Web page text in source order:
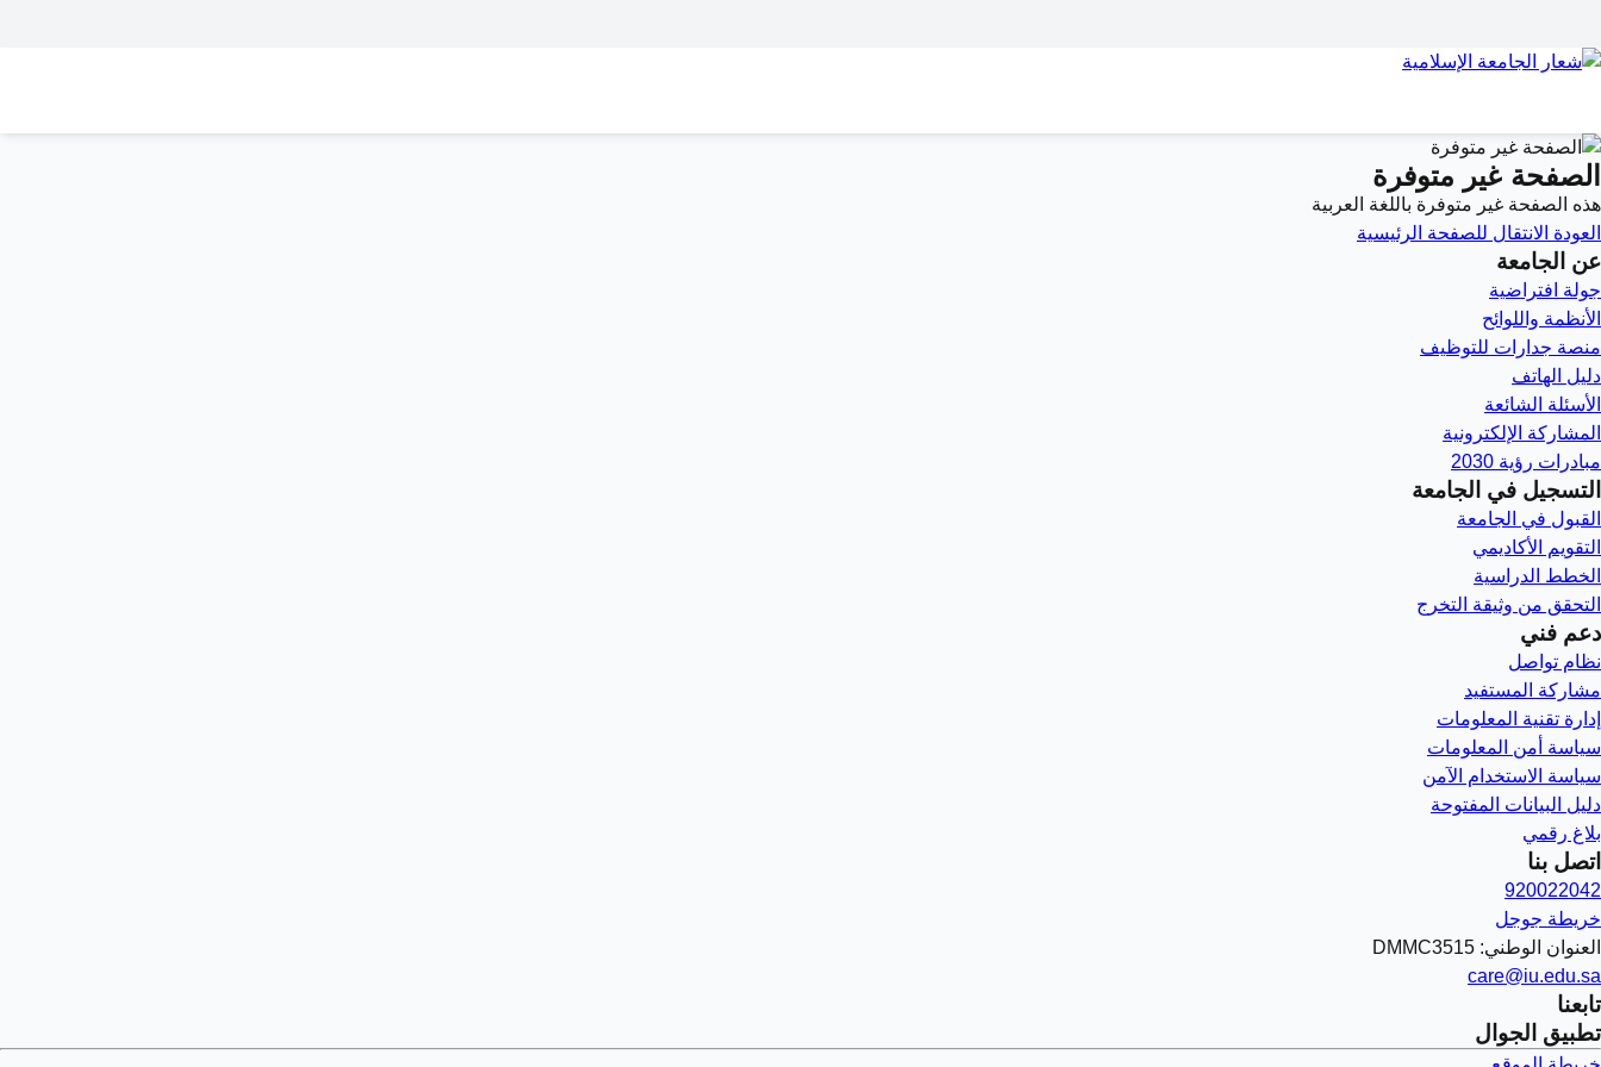
الصفحة غير متوفرة
هذه الصفحة غير متوفرة باللغة العربية
العودة الانتقال للصفحة الرئيسية
عن الجامعة
جولة افتراضية
الأنظمة واللوائح
منصة جدارات للتوظيف
دليل الهاتف
الأسئلة الشائعة
المشاركة الإلكترونية
مبادرات رؤية 2030
التسجيل في الجامعة
القبول في الجامعة
التقويم الأكاديمي
الخطط الدراسية
التحقق من وثيقة التخرج
دعم فني
نظام تواصل
مشاركة المستفيد
إدارة تقنية المعلومات
سياسة أمن المعلومات
سياسة الاستخدام الآمن
دليل البيانات المفتوحة
بلاغ رقمي
اتصل بنا
920022042
خريطة جوجل
العنوان الوطني: DMMC3515
care@iu.edu.sa
تابعنا
تطبيق الجوال